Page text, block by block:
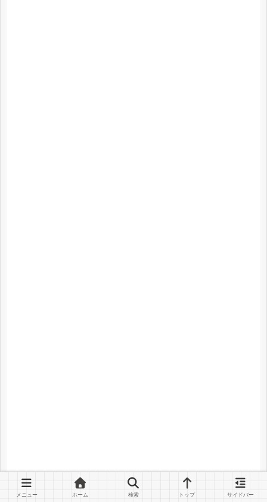
メニュー ホーム 検索 トップ サイドバー